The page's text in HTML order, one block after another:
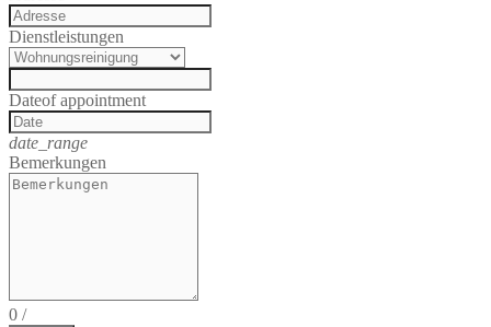
Dienstleistungen
Dateof appointment
date_range
Bemerkungen
0 /